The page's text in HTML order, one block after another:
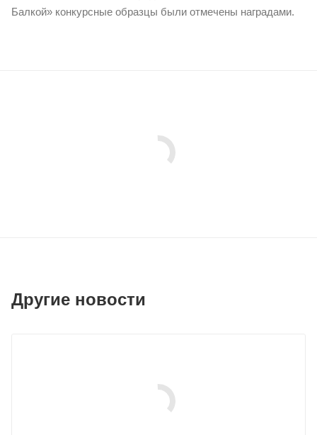
Балкой» конкурсные образцы были отмечены наградами.
Другие новости